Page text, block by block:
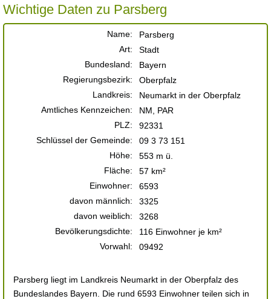
Wichtige Daten zu Parsberg
Name:
Parsberg
Art:
Stadt
Bundesland:
Bayern
Regierungsbezirk:
Oberpfalz
Landkreis:
Neumarkt in der Oberpfalz
Amtliches Kennzeichen:
NM, PAR
PLZ:
92331
Schlüssel der Gemeinde:
09 3 73 151
Höhe:
553 m ü.
Fläche:
57 km²
Einwohner:
6593
davon männlich:
3325
davon weiblich:
3268
Bevölkerungsdichte:
116 Einwohner je km²
Vorwahl:
09492
Parsberg liegt im Landkreis Neumarkt in der Oberpfalz des
Bundeslandes Bayern. Die rund 6593 Einwohner teilen sich in